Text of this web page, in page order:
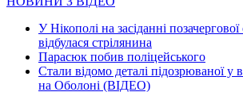
У Нікополі на засіданні позачергової
відбулася стрілянина
Парасюк побив поліцейського
Стали відомо деталі підозрюваної у
на Оболоні (ВІДЕО)